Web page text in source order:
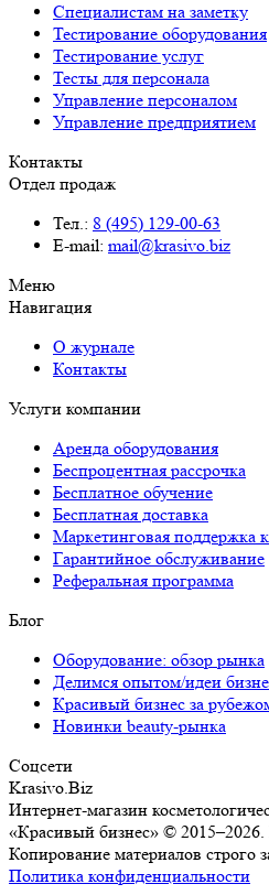
Специалистам на заметку
Тестирование оборудования
Тестирование услуг
Тесты для персонала
Управление персоналом
Управление предприятием
Контакты
Отдел продаж
Тел.: 8 (495) 129-00-63
E-mail: mail@krasivo.biz
Меню
Навигация
О журнале
Контакты
Услуги компании
Аренда оборудования
Беспроцентная рассрочка
Бесплатное обучение
Бесплатная доставка
Маркетинговая поддержка
Гарантийное обслуживание
Реферальная программа
Блог
Оборудование: обзор рынка
Делимся опытом/идеи
Красивый бизнес за
Новинки beauty-рынка
Соцсети
Krasivo.Biz
Интернет-магазин
«Красивый бизнес» ©
Копирование материалов строго
Политика конфиденциальности